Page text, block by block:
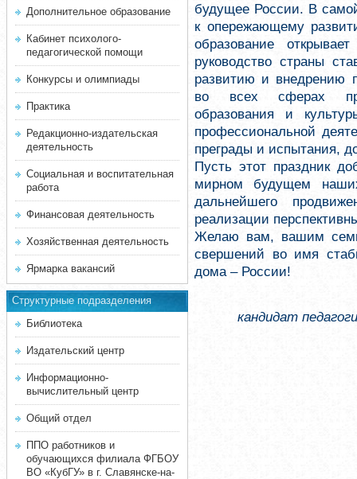
Дополнительное образование
Кабинет психолого-
педагогической помощи
Конкурсы и олимпиады
Практика
Редакционно-издательская
деятельность
Социальная и воспитательная
работа
Финансовая деятельность
Хозяйственная деятельность
Ярмарка вакансий
Структурные подразделения
Библиотека
Издательский центр
Информационно-
вычислительный центр
Общий отдел
ППО работников и
обучающихся филиала ФГБОУ
ВО «КубГУ» в г. Славянске-на-
будущее России. В
к опережающему
образование
руководство страны
развитию и внедрению
во всех сферах
образования и
профессиональной
преграды и испытания,
Пусть этот праздник
мирном будущем
дальнейшего
реализации
Желаю вам, вашим
свершений во имя
дома – России!
кандидат